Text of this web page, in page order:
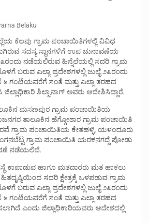
Belaku
ಕೆಲವು ಗ್ರಾಮ ಪಂಚಾಯಿತಿಗಳಲ್ಲಿ ವಿವಿಧ
ಸದಸ್ಯ ಸ್ಥಾನಗಳಿಗೆ ಉಪ ಚುನಾವಣೆಯ
ನಡೆಯಲಿರುವ ಹಿನ್ನೆಲೆಯಲ್ಲಿ ಸದರಿ ಗ್ರಾಮ
ಬರುವ ಎಲ್ಲಾ ಪ್ರದೇಶಗಳಲ್ಲಿ ಜುಲೈ ೨೩ರಂದು
೬ ಗಂಟೆಯವರೆಗೆ ಸಂತೆ ಮತ್ತು ಎಲ್ಲಾ ತರಹದ
ಜಿಲ್ಲಾಧಿಕಾರಿ ಶಿಲ್ಪಾನಾಗ್ ಅವರು ಆದೇಶಿಸಿದ್ದಾರೆ.
ಮಸಣಪುರ ಗ್ರಾಮ ಪಂಚಾಯಿತಿಯ
ತಾಲೂಕಿನ ಹೆಗ್ಗೋಠಾರ ಗ್ರಾಮ ಪಂಚಾಯಿತಿ
ಹರವೆ ಗ್ರಾಮ ಪಂಚಾಯಿತಿಯ ಕೇತಹಳ್ಳಿ, ಯಳಂದೂರು
ಗ್ರಾಮ ಪಂಚಾಯಿತಿ ಯರಕನಗದ್ದೆ ಪೋಡು
ನಡೆಯಲಿದೆ.
ಕಾಪಾಡುವ ಹಾಗೂ ಮತದಾರರು ಮತ ಹಾಕಲು
ಸದರಿ ಕ್ಷೇತ್ರಕ್ಕೆ ಒಳಪಡುವ ಗ್ರಾಮ
ಬರುವ ಎಲ್ಲಾ ಪ್ರದೇಶಗಳಲ್ಲಿ ಜುಲೈ ೨೩ರಂದು
೬ ಗಂಟೆಯವರೆಗೆ ಸಂತೆ ಮತ್ತು ಎಲ್ಲಾ ತರಹದ
ಎಂದು ಜಿಲ್ಲಾಧಿಕಾರಿಯವರು ಆದೇಶದಲ್ಲಿ